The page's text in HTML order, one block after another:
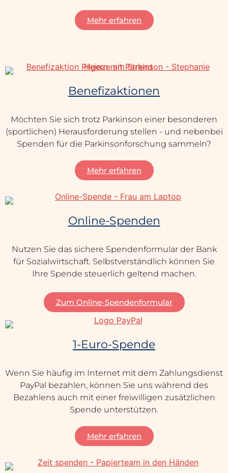
Mehr erfahren
Benefizaktionen
Möchten Sie sich trotz Parkinson einer besonderen
(sportlichen) Herausforderung stellen - und nebenbei
Spenden für die Parkinsonforschung sammeln?
Mehr erfahren
Online-Spenden
Nutzen Sie das sichere Spendenformular der Bank
für Sozialwirtschaft. Selbstverständlich können Sie
Ihre Spende steuerlich geltend machen.
Zum Online-Spendenformular
1-Euro-Spende
Wenn Sie häufig im Internet mit dem Zahlungsdienst
PayPal bezahlen, können Sie uns während des
Bezahlens auch mit einer freiwilligen zusätzlichen
Spende unterstützen.
Mehr erfahren